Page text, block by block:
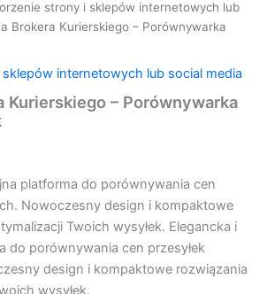
strony i sklepów internetowych lub
Brokera Kurierskiego – Porównywarka
internetowych lub social media
Kurierskiego – Porównywarka
platforma do porównywania cen
Nowoczesny design i kompaktowe
Twoich wysyłek. Elegancka i
do porównywania cen przesyłek
design i kompaktowe rozwiązania
wysyłek.